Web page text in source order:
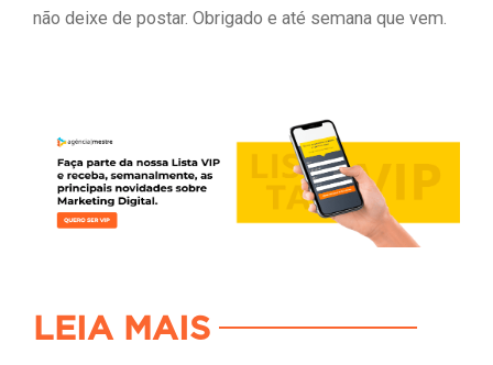
não deixe de postar. Obrigado e até semana que vem.
LEIA MAIS